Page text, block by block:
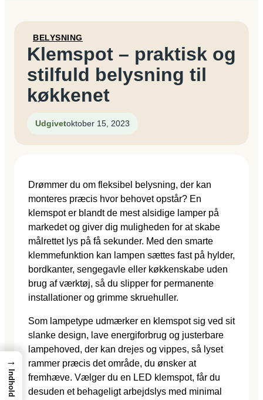
BELYSNING
Klemspot – praktisk og
stilfuld belysning til
køkkenet
Udgivetoktober 15, 2023
Drømmer du om fleksibel belysning, der kan
monteres præcis hvor behovet opstår? En
klemspot er blandt de mest alsidige lamper på
markedet og giver dig muligheden for at skabe
målrettet lys på få sekunder. Med den smarte
klemmefunktion kan lampen sættes fast på hylder,
bordkanter, sengegavle eller køkkenskabe uden
brug af værktøj, så du slipper for permanente
installationer og grimme skruehuller.
Som lampetype udmærker en klemspot sig ved sit
slanke design, lave energiforbrug og justerbare
lampehoved, der kan drejes og vippes, så lyset
rammer præcis det område, du ønsker at
fremhæve. Vælger du en LED klemspot, får du
desuden et behageligt arbejdslys med minimal
→
Indhold